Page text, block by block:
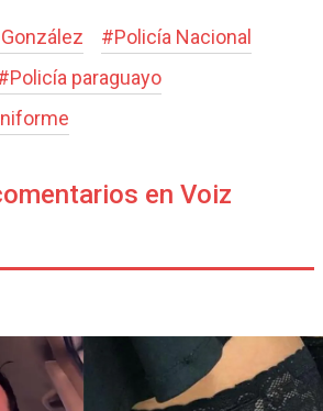
#Policía Nacional
Policía paraguayo
en Voiz